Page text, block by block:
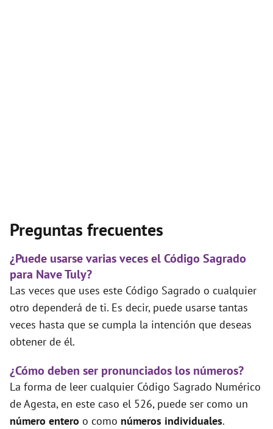
Preguntas frecuentes
¿Puede usarse varias veces el Código Sagrado
para Nave Tuly?
Las veces que uses este Código Sagrado o cualquier
otro dependerá de ti. Es decir, puede usarse tantas
veces hasta que se cumpla la intención que deseas
obtener de él.
¿Cómo deben ser pronunciados los números?
La forma de leer cualquier Código Sagrado Numérico
de Agesta, en este caso el 526, puede ser como un
número entero o como números individuales.